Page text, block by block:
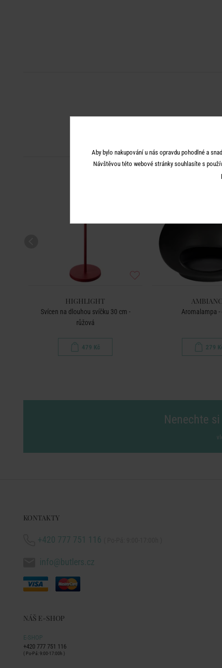
HIGHLIGHT
Svícen na dlouhou svíčku 30 cm -
růžová
479 Kč
Aromalampa -
279
Nenechte
KONTAKTY
+420 777 751 116
info@butlers.cz
NÁŠ E-SHOP
E-SHOP
+420 777 751 116
( Po-Pá: 9:00-17:00h )
Aby bylo nakupování u nás opravdu pohodlné a
Návštěvou této webové stránky souhlasíte s